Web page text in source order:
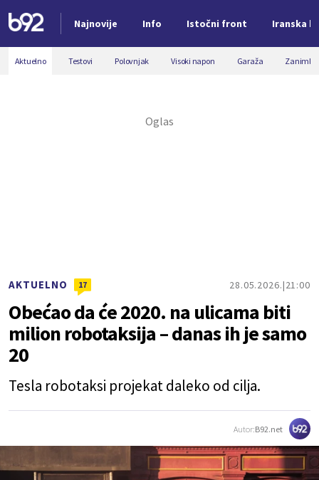
Najnovije Info Istočni front Iranska
Nova vest
Aktuelno Testovi Polovnjak Visoki napon Garaža
AKTUELNO 17 28.05.2026. 21:00
Obećao da će 2020. na ulicama biti
milion robotaksija – danas ih je samo
20
Tesla robotaksi projekat daleko od cilja.
Autor:B92.net